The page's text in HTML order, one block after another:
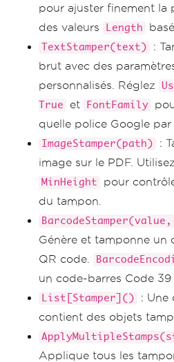
pour ajuster finement la
des valeurs
Length
TextStamper(text)
:
brut avec des
personnalisés. Réglez
True
et FontFamily
quelle police Google par
ImageStamper(path)
:
image sur le PDF. Utilisez
MinHeight
pour
du tampon.
Génère et tamponne un
QR code.
un code-barres Code 39
List[Stamper]()
: Une
contient des objets
Applique tous les